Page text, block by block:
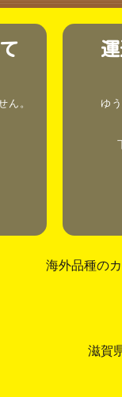
ん。
ゆ
海外品種の
滋賀